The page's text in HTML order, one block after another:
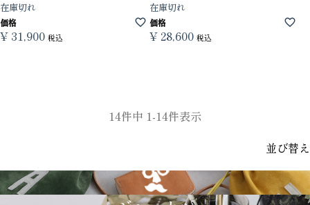
在庫切れ
価格
¥ 31,900 税込
在庫切れ
価格
¥28,600 税込
並び替え
14件中 1-14件表示
GRIMM LAB